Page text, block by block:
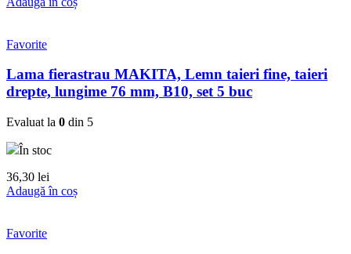
Favorite
Lama fierastrau MAKITA, Lemn taieri fine, taieri
drepte, lungime 76 mm, B10, set 5 buc
Evaluat la 0 din 5
În stoc
36,30 lei
Adaugă în coș
Favorite